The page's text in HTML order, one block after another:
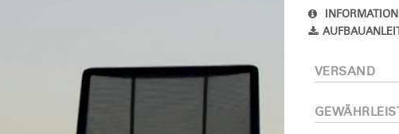
Artikelcode vorhanden?
VERSAND